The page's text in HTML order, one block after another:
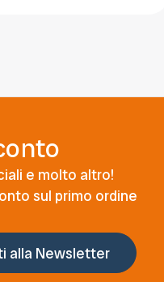
e molto altro!
sul primo ordine